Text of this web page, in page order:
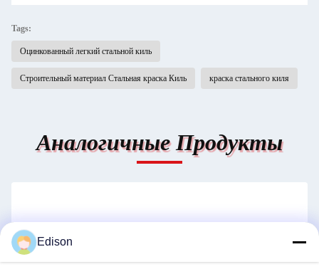
Tags:
Оцинкованный легкий стальной киль
Строительный материал Стальная краска Киль краска стального киля
Аналогичные Продукты
Edison